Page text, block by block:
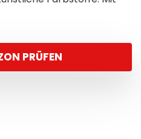
PRÜFEN